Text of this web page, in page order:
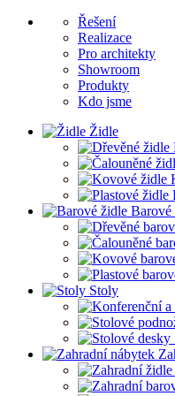
Řešení
Realizace
Pro architekty
Showroom
Produkty
Kdo jsme
Židle
Barové
Stoly